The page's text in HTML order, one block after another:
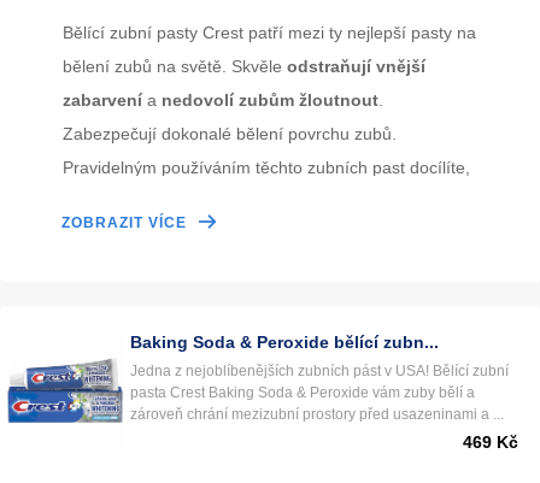
Bělící zubní pasty Crest patří mezi ty nejlepší pasty na
bělení zubů na světě. Skvěle odstraňují vnější
zabarvení a nedovolí zubům žloutnout
Zabezpečují dokonalé bělení povrchu zubů.
Pravidelným používáním těchto zubních past docílíte,
bělícího efektu bělicích pásků. Je to ideální
kombinace pro dlouhodobě zářivě bílé a zdravé zuby.
Používejte pasty Crest dlouhodobě. Občas změňte
ZOBRAZIT VÍCE
Baking Soda & Peroxide bělící zubn...
Jedna z nejoblíbenějších zubních pást v USA! Bělící zubní
pasta Crest Baking Soda & Peroxide vám zuby bělí a
zároveň chrání mezizubní prostory před usazeninami a ...
469 Kč